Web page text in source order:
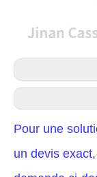
Pour une
un devis